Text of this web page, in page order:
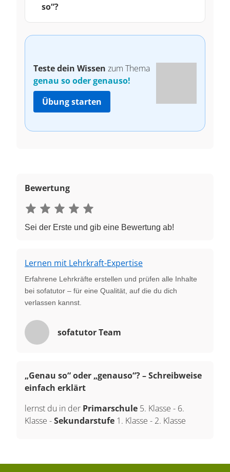
so“?
Teste dein Wissen zum Thema
genau so oder genauso!
Übung starten
Bewertung
Sei der Erste und gib eine Bewertung ab!
Lernen mit Lehrkraft-Expertise
Erfahrene Lehrkräfte erstellen und prüfen alle Inhalte
bei sofatutor – für eine Qualität, auf die du dich
verlassen kannst.
sofatutor Team
„Genau so“ oder „genauso“? – Schreibweise
einfach erklärt
lernst du in der Primarschule 5. Klasse - 6.
Klasse -Sekundarstufe 1. Klasse - 2. Klasse